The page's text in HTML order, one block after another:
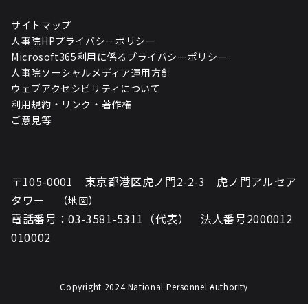
サイトマップ
人事院HPプライバシーポリシー
Microsoft365利用に係るプライバシーポリシー
人事院ソーシャルメディア運用方針
ウェブアクセシビリティについて
利用規約・リンク・著作権
ご意見等
〒105-0001 東京都港区虎ノ門2-2-3 虎ノ門アルセア
タワー （地図）
電話番号：03-3581-5311（代表） 法人番号2000012
010002
Copyright 2024 National Personnel Authority